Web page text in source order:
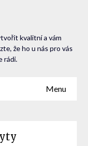
kvalitní a vám
že ho u nás pro vás
rádi.
Menu